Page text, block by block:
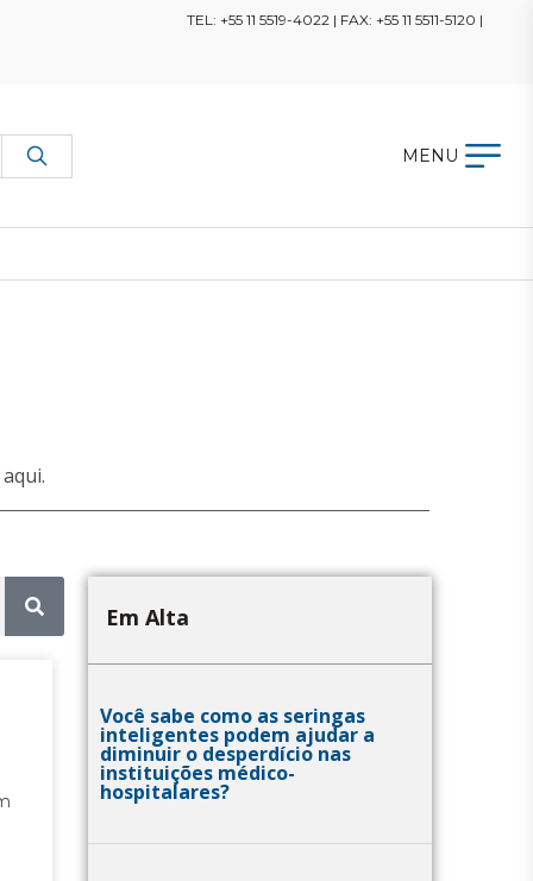
TEL: +55 11 5519-4022 | FAX: +55 11 5511-5120 |
MENU
Em Alta
Você sabe como as seringas
inteligentes podem ajudar a
diminuir o desperdício nas
instituições médico-
hospitalares?